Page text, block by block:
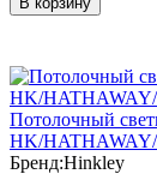
Потолочный
HK/
Бренд:Hinkley